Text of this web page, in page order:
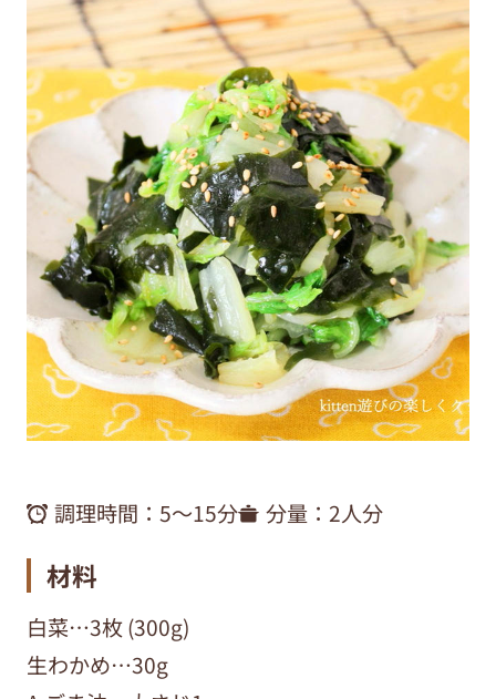
調理時間： 5～15分 分量：2人分
材料
白菜…3枚 (300g)
生わかめ…30g